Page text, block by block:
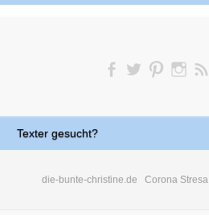
Texter gesucht?
die-bunte-christine.de Corona Stresa